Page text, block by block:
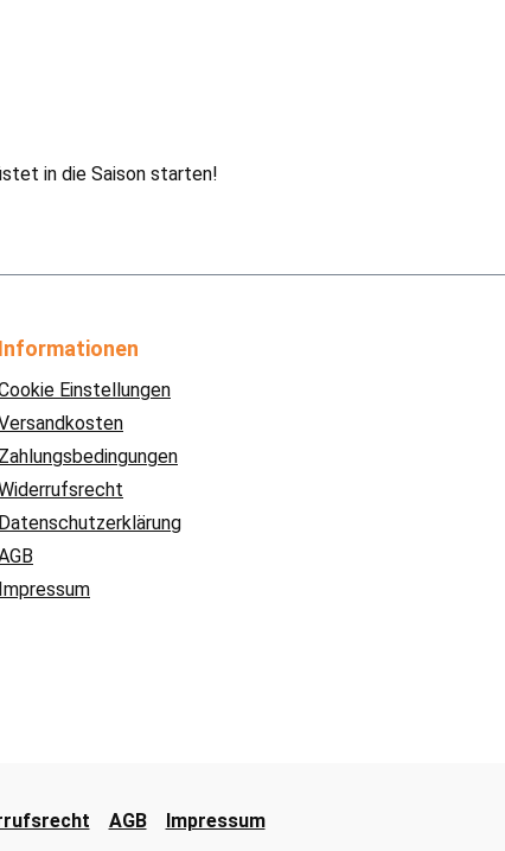
in die Saison starten!
Informationen
Einstellungen
Zahlungsbedingungen
Datenschutzerklärung
Impressum
AGB Impressum